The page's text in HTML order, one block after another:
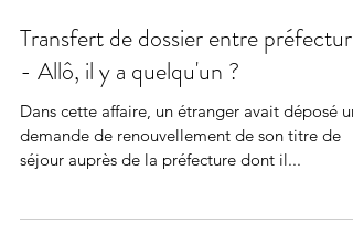
Transfert de dossier entre
- Allô, il y a quelqu'un ?
Dans cette affaire, un étranger avait déposé
demande de renouvellement de son titre de
séjour auprès de la préfecture dont il...